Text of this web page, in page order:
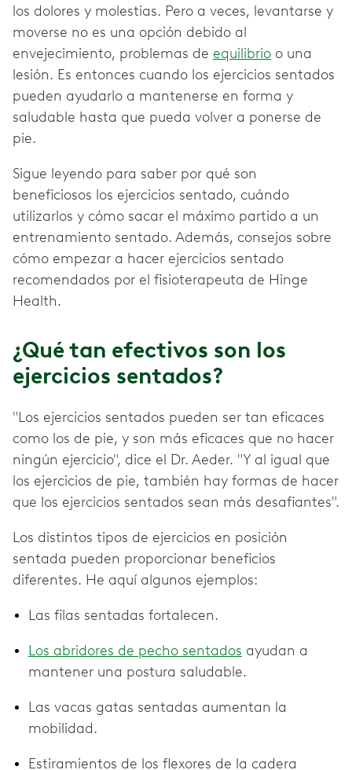
los dolores y molestias. Pero a veces, levantarse y
moverse no es una opción debido al
envejecimiento, problemas de equilibrio o una
lesión. Es entonces cuando los ejercicios sentados
pueden ayudarlo a mantenerse en forma y
saludable hasta que pueda volver a ponerse de
pie.
Sigue leyendo para saber por qué son
beneficiosos los ejercicios sentado, cuándo
utilizarlos y cómo sacar el máximo partido a un
entrenamiento sentado. Además, consejos sobre
cómo empezar a hacer ejercicios sentado
recomendados por el fisioterapeuta de Hinge
Health.
¿Qué tan efectivos son los
ejercicios sentados?
"Los ejercicios sentados pueden ser tan eficaces
como los de pie, y son más eficaces que no hacer
ningún ejercicio", dice el Dr. Aeder. "Y al igual que
los ejercicios de pie, también hay formas de hacer
que los ejercicios sentados sean más desafiantes".
Los distintos tipos de ejercicios en posición
sentada pueden proporcionar beneficios
diferentes. He aquí algunos ejemplos:
Las filas sentadas fortalecen.
Los abridores de pecho sentados ayudan a
mantener una postura saludable.
Las vacas gatas sentadas aumentan la
mobilidad.
Estiramientos de los flexores de la cadera